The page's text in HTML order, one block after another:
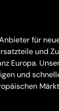
für
und
Europa.
und